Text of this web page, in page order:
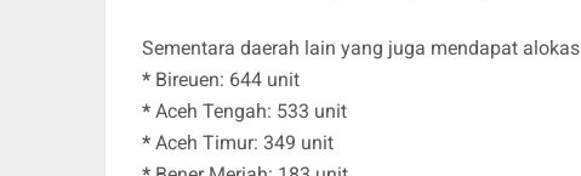
Sementara daerah lain yang juga mendapat
* Bireuen: 644 unit
* Aceh Tengah: 533 unit
* Aceh Timur: 349 unit